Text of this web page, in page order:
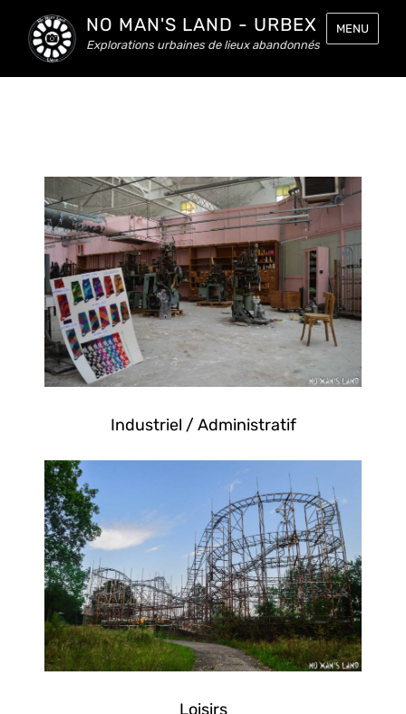
NO MAN'S LAND - URBEX
Explorations urbaines de lieux abandonnés
MENU
Industriel / Administratif
Loisirs